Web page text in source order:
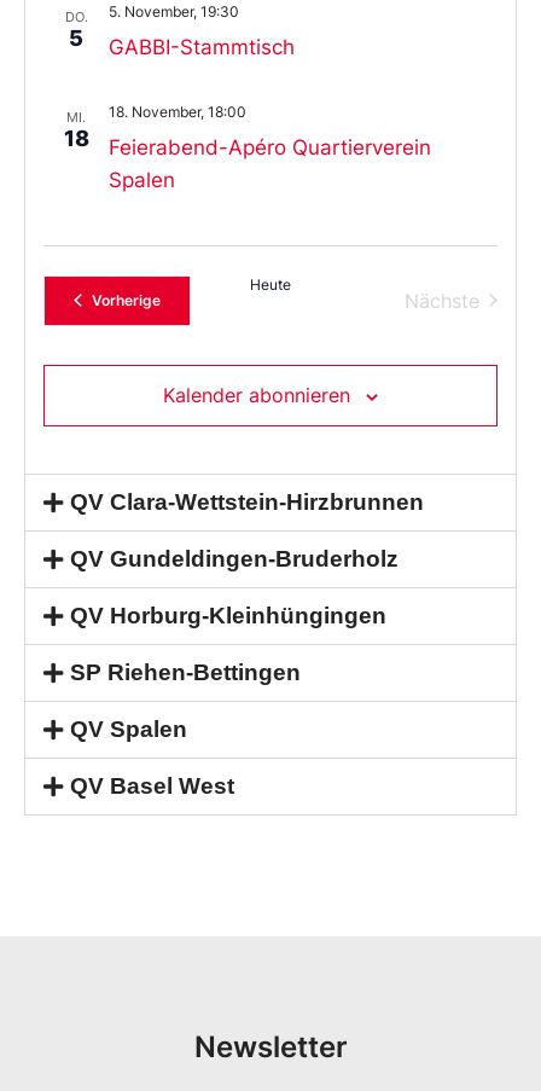
DO.
5 GABBI-Stammtisch
5. November, 19:30
MI.
18
Feierabend-Apéro Quartierverein
Spalen
18. November, 18:00
VorherigeVeranstaltungen
Heute
Nächste
Kalender abonnieren
QV Clara-Wettstein-Hirzbrunnen
QV Gundeldingen-Bruderholz
QV Horburg-Kleinhüngingen
SP Riehen-Bettingen
QV Spalen
QV Basel West
Newsletter